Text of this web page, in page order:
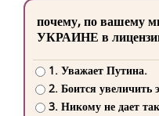
почему, по вашему
УКРАИНЕ в
1. Уважает Путина.
2. Боится увеличить
3. Никому не дает